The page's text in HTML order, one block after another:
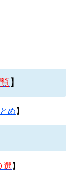
】
め 】
選 】